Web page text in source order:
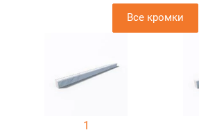
Все кромки
1